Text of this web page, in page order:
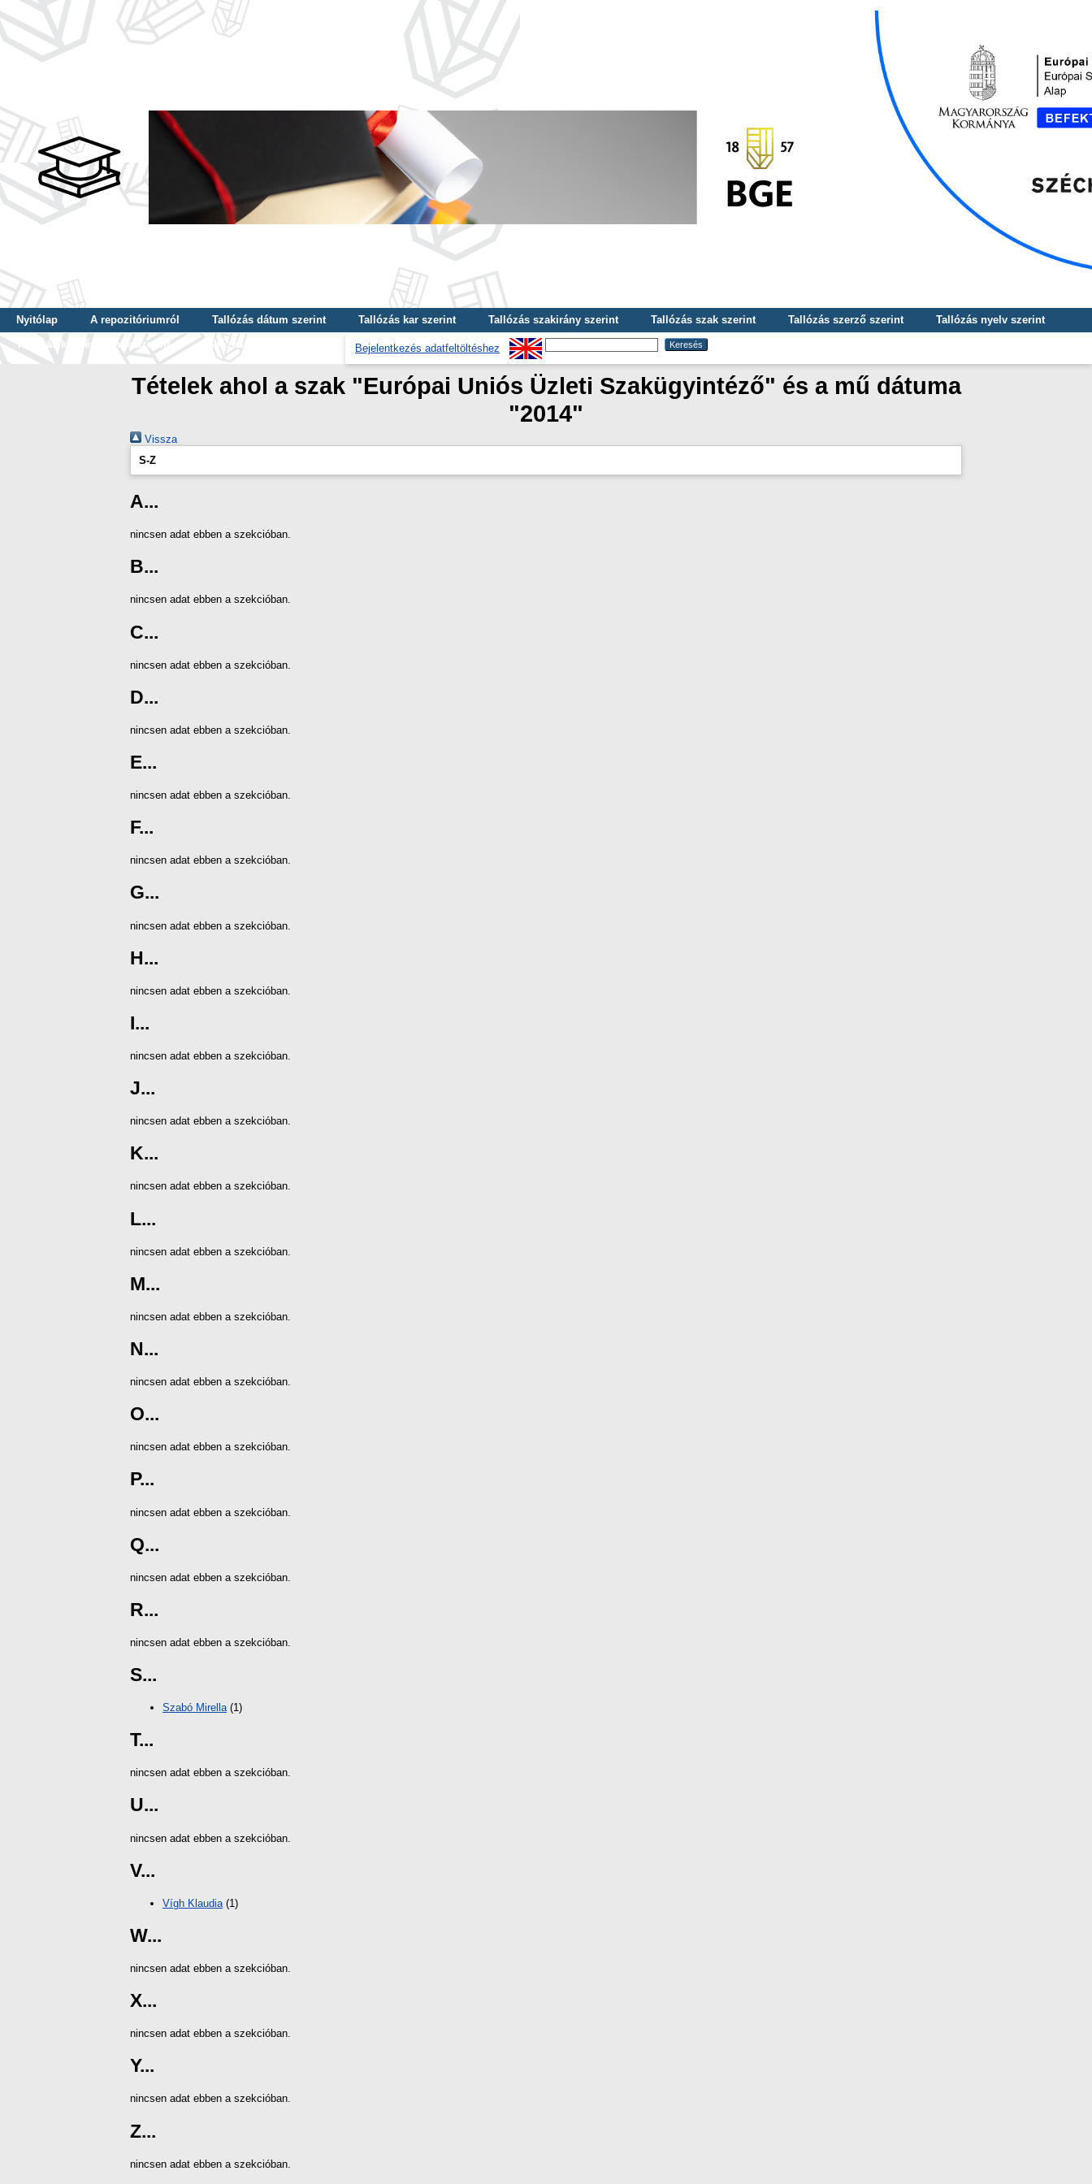
Nyitólap A repozitóriumról Tallózás dátum szerint Tallózás kar szerint Tallózás szakirány szerint Tallózás szak szerint Tallózás szerző szerint
Tallózás nyelv szerint
Tallózás képzés szintje szerint
Tallózás kulcsszó szerint Bejelentkezés adatfeltöltéshez
Tételek ahol a szak "Európai Uniós Üzleti Szakügyintéző" és a mű dátuma
"2014"
Vissza
S-Z
A...
nincsen adat ebben a szekcióban.
B...
nincsen adat ebben a szekcióban.
C...
nincsen adat ebben a szekcióban.
D...
nincsen adat ebben a szekcióban.
E...
nincsen adat ebben a szekcióban.
F...
nincsen adat ebben a szekcióban.
G...
nincsen adat ebben a szekcióban.
H...
nincsen adat ebben a szekcióban.
I...
nincsen adat ebben a szekcióban.
J...
nincsen adat ebben a szekcióban.
K...
nincsen adat ebben a szekcióban.
L...
nincsen adat ebben a szekcióban.
M...
nincsen adat ebben a szekcióban.
N...
nincsen adat ebben a szekcióban.
O...
nincsen adat ebben a szekcióban.
P...
nincsen adat ebben a szekcióban.
Q...
nincsen adat ebben a szekcióban.
R...
nincsen adat ebben a szekcióban.
S...
Szabó Mirella(1)
T...
nincsen adat ebben a szekcióban.
U...
nincsen adat ebben a szekcióban.
V...
Vígh Klaudia (1)
W...
nincsen adat ebben a szekcióban.
X...
nincsen adat ebben a szekcióban.
Y...
nincsen adat ebben a szekcióban.
Z...
nincsen adat ebben a szekcióban.